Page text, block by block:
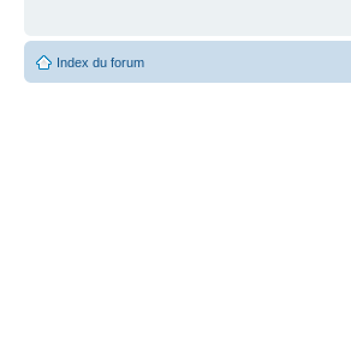
Index du forum